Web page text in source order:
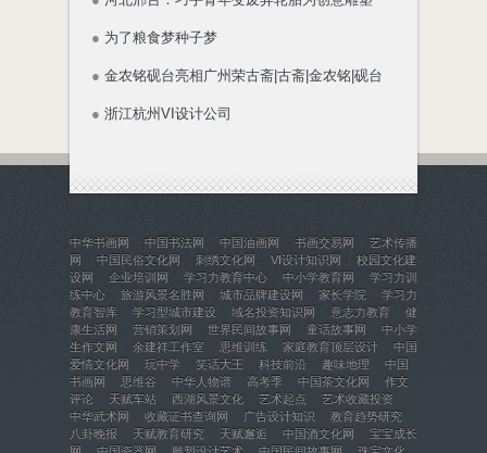
● 为了粮食梦种子梦
● 金农铭砚台亮相广州荣古斋|古斋|金农铭|砚台
● 浙江杭州VI设计公司
中华书画网 中国书法网 中国油画网 书画交易网
艺术传播
网
中国民俗文化网 刺绣文化网 VI设计知识网
校园文化建
设网
企业培训网 学习力教育中心 中小学教育网
学习力训
练中心
旅游风景名胜网 城市品牌建设网 家长学院
学习力
教育智库
学习型城市建设 域名投资知识网 意志力教育
健
康生活网
营销策划网 世界民间故事网 童话故事网
中小学
生作文网
余建祥工作室 思维训练 家庭教育顶层设计
中国
爱情文化网
玩中学 笑话大王 科技前沿 趣味地理
中国
书画网
思维谷 中华人物谱 高考季 中国茶文化网
作文
评论
天赋车站 西湖风景文化 艺术起点
艺术收藏投资
中华武术网
收藏证书查询网 广告设计知识
教育趋势研究
八卦晚报
天赋教育研究 天赋邂逅 中国酒文化网
宝宝成长